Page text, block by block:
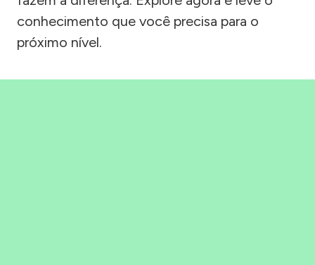
conhecimento que você precisa para o
próximo nível.